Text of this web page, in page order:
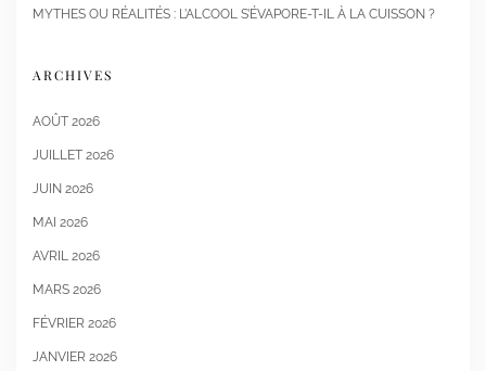
MYTHES OU RÉALITÉS : L’ALCOOL S’ÉVAPORE-T-IL À LA CUISSON ?
ARCHIVES
AOÛT 2026
JUILLET 2026
JUIN 2026
MAI 2026
AVRIL 2026
MARS 2026
FÉVRIER 2026
JANVIER 2026